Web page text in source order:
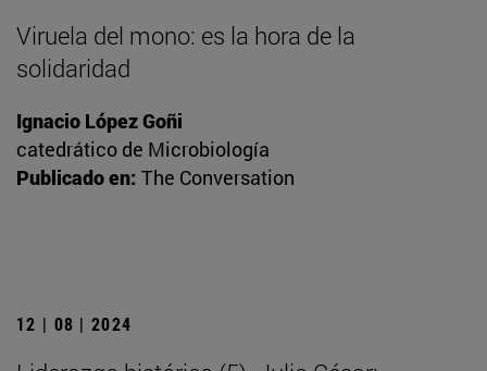
Viruela del mono: es la hora de la
solidaridad
Ignacio López Goñi
catedrático de Microbiología
Publicado en: The Conversation
12 | 08 | 2024